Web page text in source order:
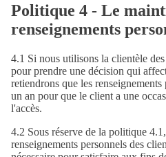
Politique 4 - Le
renseignements
4.1 Si nous utilisons la clientèle
pour prendre une décision qui
retiendrons que les
un an pour que le client a une
l'accès.
4.2 Sous réserve de la politique
renseignements personnels des